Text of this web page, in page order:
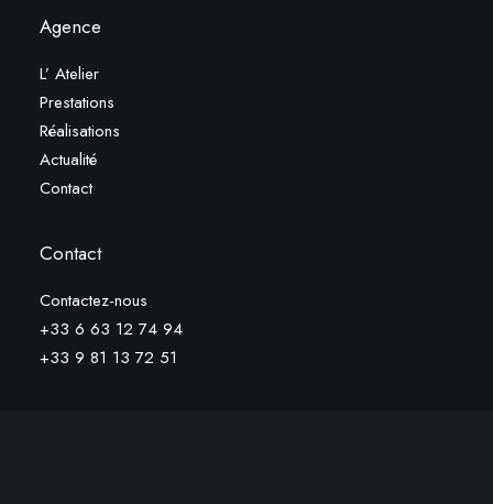
Agence
L’ Atelier
Prestations
Réalisations
Actualité
Contact
Contact
Contactez-nous
+33 6 63 12 74 94
+33 9 81 13 72 51